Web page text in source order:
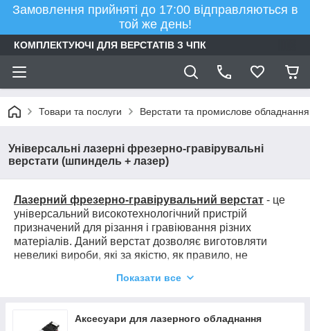
Замовлення прийняті до 17:00 відправляються в
той же день!
КОМПЛЕКТУЮЧІ ДЛЯ ВЕРСТАТІВ З ЧПК
Товари та послуги Верстати та промислове обладнання
Універсальні лазерні фрезерно-гравірувальні
верстати (шпиндель + лазер)
Лазерний фрезерно-гравірувальний верстат - це
універсальний високотехнологічний пристрій
призначений для різання і гравіювання різних
матеріалів. Даний верстат дозволяє виготовляти
невеликі вироби, які за якістю, як правило, не
оснащений шпинделем і лазером.
нагород, ювелірних виробів і т. д.
Показати все
Аксесуари для лазерного обладнання